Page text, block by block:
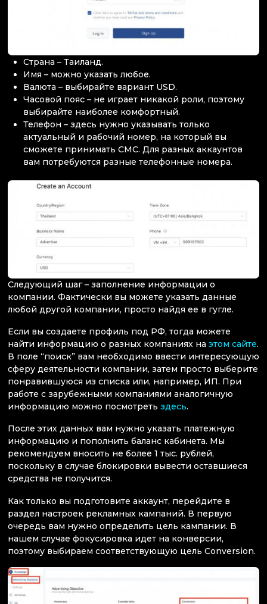
Страна – Таиланд.
Имя – можно указать любое.
Валюта – выбирайте вариант USD.
Часовой пояс – не играет никакой роли, поэтому
выбирайте наиболее комфортный.
Телефон – здесь нужно указывать только
актуальный и рабочий номер, на который вы
сможете принимать СМС. Для разных аккаунтов
вам потребуются разные телефонные номера.
Следующий шаг – заполнение информации о
компании. Фактически вы можете указать данные
любой другой компании, просто найдя ее в гугле.
Если вы создаете профиль под РФ, тогда можете
найти информацию о разных компаниях на этом сайте.
В поле “поиск” вам необходимо ввести интересующую
сферу деятельности компании, затем просто выберите
понравившуюся из списка или, например, ИП. При
работе с зарубежными компаниями аналогичную
информацию можно посмотреть здесь.
После этих данных вам нужно указать платежную
информацию и пополнить баланс кабинета. Мы
рекомендуем вносить не более 1 тыс. рублей,
поскольку в случае блокировки вывести оставшиеся
средства не получится.
Как только вы подготовите аккаунт, перейдите в
раздел настроек рекламных кампаний. В первую
очередь вам нужно определить цель кампании. В
нашем случае фокусировка идет на конверсии,
поэтому выбираем соответствующую цель Conversion.